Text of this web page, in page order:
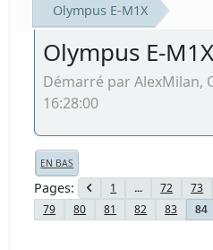
Olympus E-M1X
Olympus E-M1X
Démarré par AlexMilan,
16:28:00
EN BAS
Pages 1 ... 72 73
79
80 81 82 83 84